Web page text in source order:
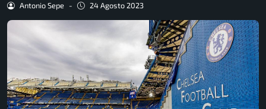
Antonio Sepe - 24 Agosto 2023